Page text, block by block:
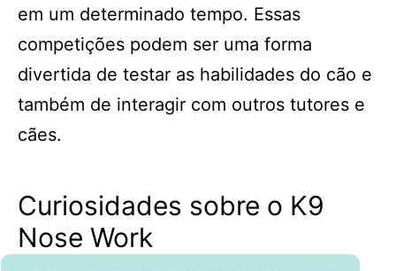
em um determinado tempo. Essas
competições podem ser uma forma
divertida de testar as habilidades do cão e
também de interagir com outros tutores e
cães.
Curiosidades sobre o K9
Nose Work